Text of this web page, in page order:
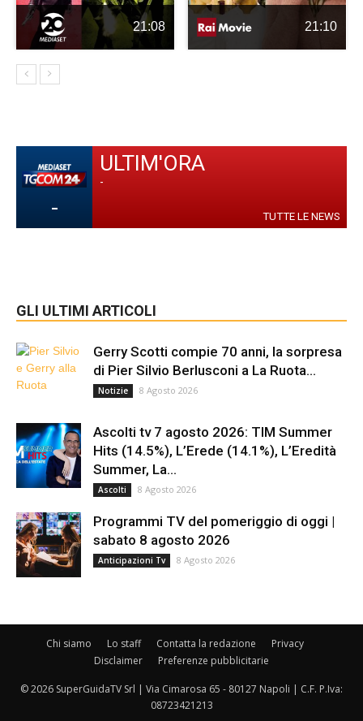
21:08 21:10
-
ULTIM'ORA
-
TUTTE LE NEWS
GLI ULTIMI ARTICOLI
Gerry Scotti compie 70 anni, la sorpresa
di Pier Silvio Berlusconi a La Ruota...
Notizie 8 Agosto 2026
Ascolti tv 7 agosto 2026: TIM Summer
Hits (14.5%), L’Erede (14.1%), L’Eredità
Summer, La...
Ascolti 8 Agosto 2026
Programmi TV del pomeriggio di oggi |
sabato 8 agosto 2026
Anticipazioni Tv 8 Agosto 2026
Chi siamo Lo staff Contatta la redazione
Privacy
Disclaimer
Preferenze pubblicitarie
© 2026 SuperGuidaTV Srl | Via Cimarosa 65 - 80127 Napoli | C.F. P.Iva:
08723421213